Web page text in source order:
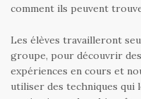
comment ils peuvent
Les élèves travailleront
groupe, pour découvrir
expériences en cours et
utiliser des techniques qui